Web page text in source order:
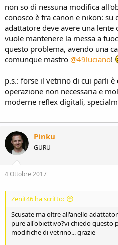
non so di nessuna modifica
conosco è fra canon e nikon: su
adattatore deve avere una
vuole mantenere la messa a
questo problema, avendo una
comunque mastro @49luciano!
p.s.: forse il vetrino di cui parli è
operazione non necessaria e
moderne reflex digitali,
Pinku
GURU
4 Ottobre 2017
Zenit46 ha scritto:
Scusate ma oltre all'anello
pure all'obiettivo?vi chiedo questo
modifiche di vetrino... grazie